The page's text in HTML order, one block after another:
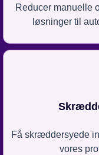
Reducer manuelle
løsninger til
Få skræddersyede
vores